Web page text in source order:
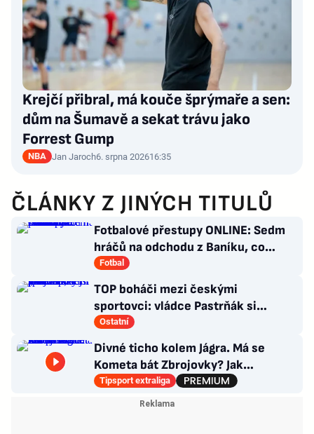
Krejčí přibral, má kouče šprýmaře a sen:
dům na Šumavě a sekat trávu jako
Forrest Gump
NBA Jan Jaroch6. srpna 202616:35
ČLÁNKY Z JINÝCH TITULŮ
Fotbalové přestupy ONLINE: Sedm
hráčů na odchodu z Baníku, co
situace kolem Nombila?
Fotbal
TOP boháči mezi českými
sportovci: vládce Pastrňák si
pohoršil, překvapil „nejotravnější“
hráč
Ostatní
Divné ticho kolem Jágra. Má se
Kometa bát Zbrojovky? Jak
poskládat Pardubice
Tipsport extraliga